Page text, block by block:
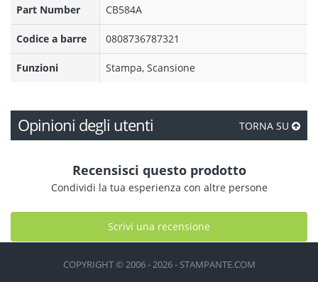
Part Number CB584A
Codice a barre 0808736787321
Funzioni Stampa, Scansione
Opinioni degli utenti TORNA SU
Recensisci questo prodotto
Condividi la tua esperienza con altre persone
Scrivi una recensione
COPYRIGHT © 2006 - 2026 - STAMPANTE.COM